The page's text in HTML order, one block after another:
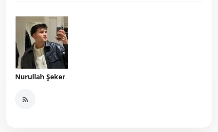
Nurullah Şeker